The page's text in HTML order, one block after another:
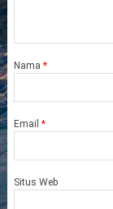
Nama *
Email *
Situs Web